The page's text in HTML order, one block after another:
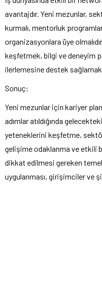
avantajdır. Yeni mezunlar,
kurmalı, mentorluk
organizasyonlara üye
keşfetmek, bilgi ve deneyim
ilerlemesine destek
Sonuç:
Yeni mezunlar için kariyer
adımlar atıldığında
yeteneklerini keşfetme,
gelişime odaklanma ve etkili
dikkat edilmesi gereken
uygulanması, girişimciler ve